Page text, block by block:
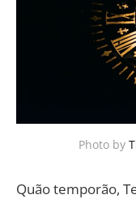
Photo by
Quão temporão,